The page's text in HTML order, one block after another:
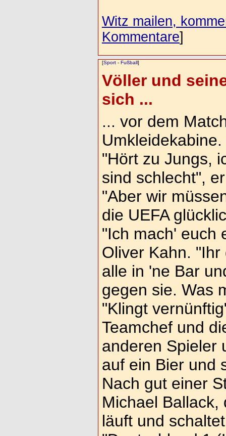
Witz mailen,
Kommentare]
[Sport- Fußball]
Völler und
sich ...
... vor dem
Umkleidekabine.
"Hört zu Jungs,
sind schlecht",
"Aber wir
die UEFA
"Ich mach' euch
Oliver Kahn. "Ihr
alle in 'ne Bar
gegen sie. Was
"Klingt
Teamchef und
anderen Spieler
auf ein Bier und
Nach gut einer
Michael Ballack,
läuft und